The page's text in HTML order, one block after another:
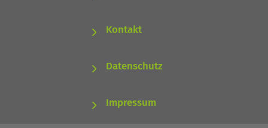
Kontakt
Datenschutz
Impressum